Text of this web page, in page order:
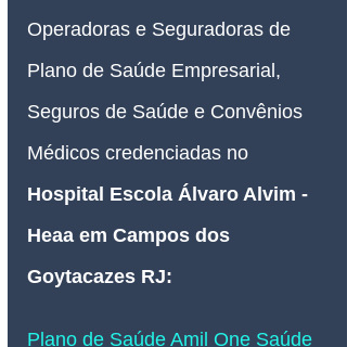
Operadoras e Seguradoras de
Plano de Saúde Empresarial,
Seguros de Saúde e Convênios
Médicos credenciadas no
Hospital Escola Álvaro Alvim -
Heaa em Campos dos
Goytacazes RJ:
Plano de Saúde Amil One Saúde